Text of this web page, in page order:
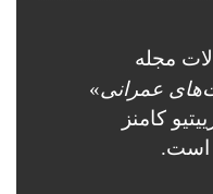
مجله
عمرانی»
کامنز
است.